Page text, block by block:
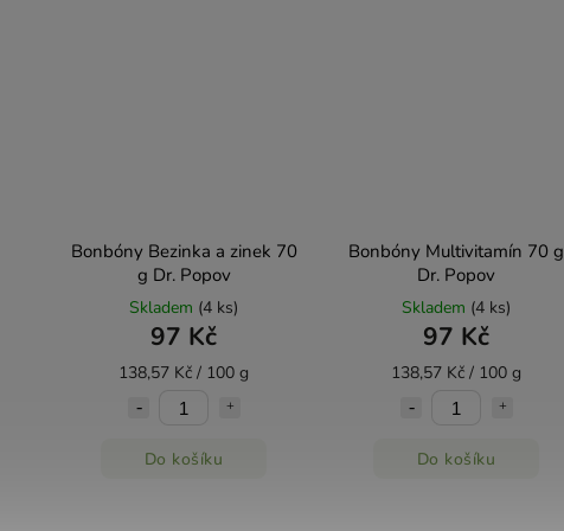
Bonbóny Bezinka a zinek 70
g Dr. Popov
Skladem (4 ks)
97 Kč
138,57 Kč / 100 g
Do košíku
Bonbóny Multivitamín 70 g
Dr. Popov
Skladem (4 ks)
97 Kč
138,57 Kč / 100 g
Do košíku